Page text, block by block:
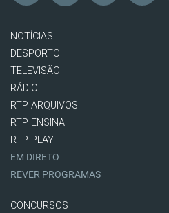
NOTÍCIAS
DESPORTO
TELEVISÃO
RÁDIO
RTP ARQUIVOS
RTP ENSINA
RTP PLAY
EM DIRETO
REVER PROGRAMAS
CONCURSOS